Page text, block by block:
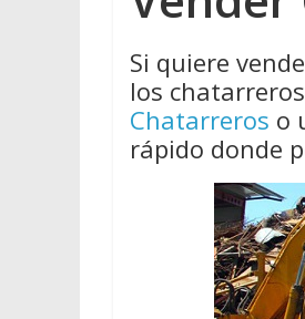
Si quiere
los
Chatarreros o
rápido donde